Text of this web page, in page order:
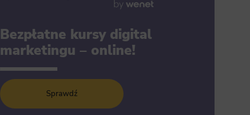
Bezpłatne kursy digital
marketingu – online!
Sprawdź